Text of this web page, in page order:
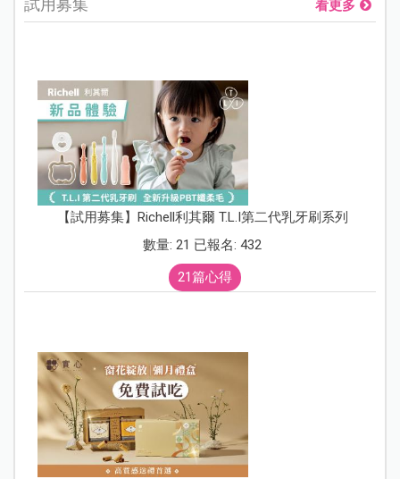
試用募集 看更多
【試用募集】Richell利其爾 T.L.I第二代乳牙刷系列
數量: 21 已報名: 432
21篇心得